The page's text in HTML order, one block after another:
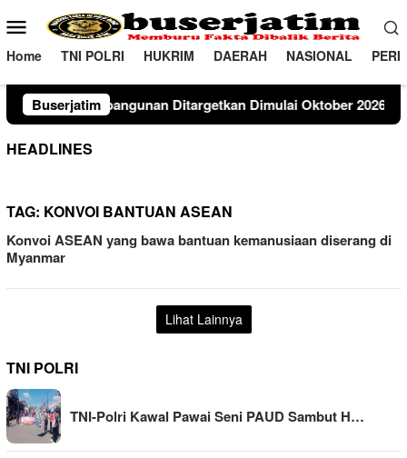
ke
konten
Menu
Mobile
Home TNI POLRI HUKRIM DAERAH NASIONAL
Buserjatim
Ditargetkan Dimulai Oktober 2026Agustus 7, 2026
HEADLINES
TAG: KONVOI BANTUAN ASEAN
Konvoi ASEAN yang bawa bantuan kemanusiaan diserang di
Myanmar
Lihat Lainnya
TNI POLRI
TNI-Polri Kawal Pawai Seni PAUD Sambut H…